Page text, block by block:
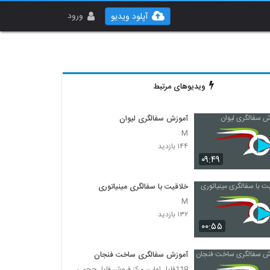
ورود آپلود ویدیو
ویدیوهای مرتبط
۰۹:۴۹
آموزش سفالگری لیوان
M
۱۴۴ بازدید
۰۰:۵۵
خلاقیت با سفالگری مینیاتوری
M
۱۳۲ بازدید
آموزش سفالگری ساخت فنجان